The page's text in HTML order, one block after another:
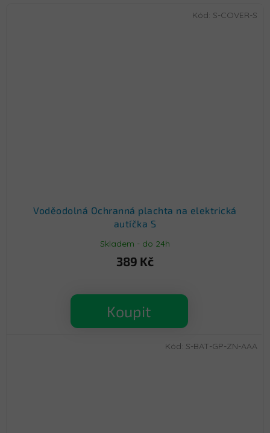
Voděodolná Ochranná plachta na elektrická
autíčka S
Skladem - do 24h
389 Kč
Koupit
Kód: S-COVER-S
Kód: S-BAT-GP-ZN-AAA